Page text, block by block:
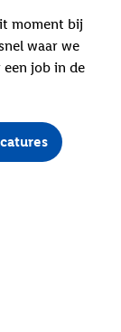
moment bij
waar we
job in de